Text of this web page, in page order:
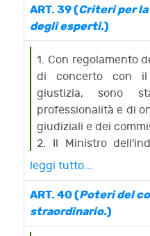
straordinario e, se
ufficio, l'interdetto,
dichiarato fallito o
ad una pena che
temporanea, dai
inoltre essere
straordinari il
il quarto grado
ovvero chi, avendo
personalmente o
o dipendente di
imprenditoriale o
occasionali di
professionale,
ART. 39 (Criteri per
degli esperti.)
1. Con regolamento
di concerto con
giustizia, sono
professionalità e di
giudiziali e dei
2. Il Ministro
preventivamente,
criteri per la scelta
richiesta dalla
osservare circa la
conferiti e dei
leggi tutto...
ART. 40 (Poteri del
straordinario.)